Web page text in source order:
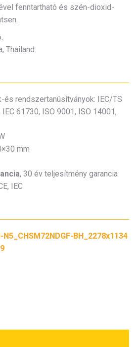
fenntartható és szén-dioxid-
Thailand
és rendszertanúsítványok: IEC/TS
61730, ISO 9001, ISO 14001,
mm
, 30 év teljesítmény garancia
IEC
BH_2278x1134